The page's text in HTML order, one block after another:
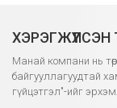
ХЭРЭГЖҮҮЛСЭН
Манай компани нь
байгууллагуудтай
гүйцэтгэл"-ийг